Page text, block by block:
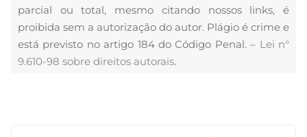
parcial ou total, mesmo citando nossos links, é
proibida sem a autorização do autor. Plágio é crime e
está previsto no artigo 184 do Código Penal. – Lei n°
9.610-98 sobre direitos autorais.